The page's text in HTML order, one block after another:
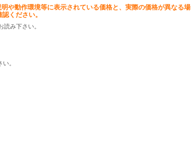
や動作環境等に表示されている価格と、実際の価格が異なる場
ください。
読み下さい。
。